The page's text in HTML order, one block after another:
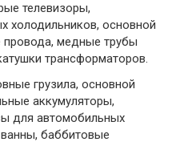
телевизоры,
холодильников, основной
медные трубы
трансформаторов.
грузила, основной
аккумуляторы,
для автомобильных
баббитовые